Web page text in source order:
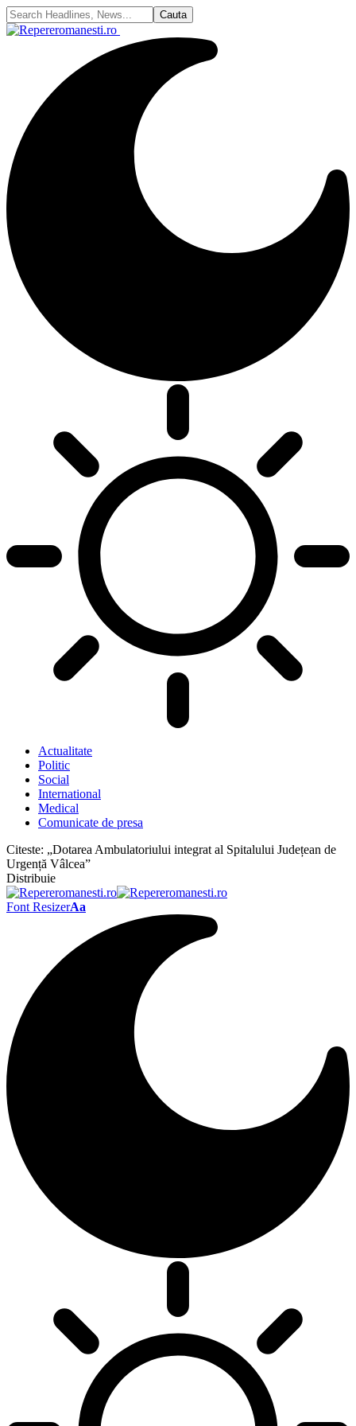
Actualitate
Politic
Social
International
Medical
Comunicate de presa
Citeste: „Dotarea Ambulatoriului integrat al Spitalului Județean de
Urgență Vâlcea”
Distribuie
Font ResizerAa